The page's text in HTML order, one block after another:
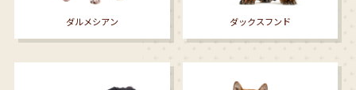
ダルメシアン ダックスフンド